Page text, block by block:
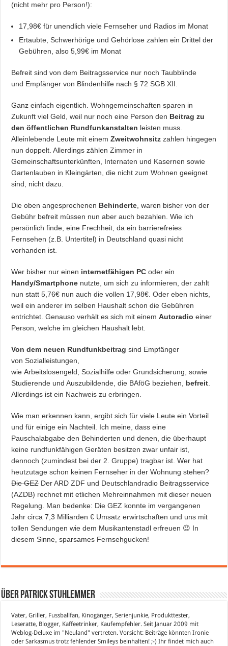
(nicht mehr pro Person!):
17,98€ für unendlich viele Fernseher und Radios im Monat
Ertaubte, Schwerhörige und Gehörlose zahlen ein Drittel der
Gebühren, also 5,99€ im Monat
Befreit sind von dem Beitragsservice nur noch Taubblinde
und Empfänger von Blindenhilfe nach § 72 SGB XII.
Ganz einfach eigentlich. Wohngemeinschaften sparen in
Zukunft viel Geld, weil nur noch eine Person den Beitrag zu
den öffentlichen Rundfunkanstalten leisten muss.
Alleinlebende Leute mit einemZweitwohnsitz zahlen hingegen
nun doppelt. Allerdings zählen Zimmer in
Gemeinschaftsunterkünften, Internaten und Kasernen sowie
Gartenlauben in Kleingärten, die nicht zum Wohnen geeignet
sind, nicht dazu.
Die oben angesprochenen Behinderte , waren bisher von der
Gebühr befreit müssen nun aber auch bezahlen. Wie ich
persönlich finde, eine Frechheit, da ein barrierefreies
Fernsehen (z.B. Untertitel) in Deutschland quasi nicht
vorhanden ist.
Wer bisher nur einen internetfähigen PC oder ein
Handy/Smartphone nutzte, um sich zu informieren, der zahlt
nun statt 5,76€ nun auch die vollen 17,98€. Oder eben nichts,
weil ein anderer im selben Haushalt schon die Gebühren
entrichtet. Genauso verhält es sich mit einemAutoradio einer
Person, welche im gleichen Haushalt lebt.
Von dem neuen Rundfunkbeitrag sind Empfänger
von Sozialleistungen,
wie Arbeitslosengeld, Sozialhilfe oder Grundsicherung, sowie
Studierende und Auszubildende, die BAföG beziehen, befreit
Allerdings ist ein Nachweis zu erbringen.
Wie man erkennen kann, ergibt sich für viele Leute ein Vorteil
und für einige ein Nachteil. Ich meine, dass eine
Pauschalabgabe den Behinderten und denen, die überhaupt
keine rundfunkfähigen Geräten besitzen zwar unfair ist,
dennoch (zumindest bei der 2. Gruppe) tragbar ist. Wer hat
heutzutage schon keinen Fernseher in der Wohnung stehen?
Die GEZDer ARD ZDF und Deutschlandradio Beitragsservice
(AZDB) rechnet mit etlichen Mehreinnahmen mit dieser neuen
Regelung. Man bedenke: Die GEZ konnte im vergangenen
Jahr circa 7,3 Milliarden € Umsatz erwirtschaften und uns mit
tollen Sendungen wie dem Musikantenstadl erfreuen 😉 In
diesem Sinne, sparsames Fernsehgucken!
Über Patrick Stuhlemmer
Vater, Griller, Fussballfan, Kinogänger, Serienjunkie, Produkttester,
Leseratte, Blogger, Kaffeetrinker, Kaufempfehler. Seit Januar 2009 mit
Weblog-Deluxe im "Neuland" vertreten. Vorsicht: Beiträge könnten Ironie
oder Sarkasmus trotz fehlender Smileys beinhalten! ;-) Ihr findet mich auch